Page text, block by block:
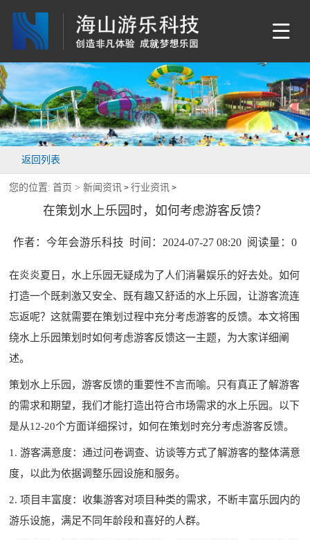
返回列表
您的位置: 首页 >新闻资讯 >行业资讯 >
在策划水上乐园时，如何考虑游客反馈？
作者：今年会游乐科技 时间：2024-07-27 08:20 阅读量： 0
在炎炎夏日，水上乐园无疑成为了人们消暑娱乐的好去处。如何
打造一个既刺激又安全、既有趣又舒适的水上乐园，让游客流连
忘返呢？这就需要在策划过程中充分考虑游客的反馈。本文将围
绕水上乐园策划 时如何考虑游客反馈这一主题，为大家详细阐
述。
策划水上乐园，游客反馈的重要性不言而喻。只有真正了解游客
的需求和期望，我们才能打造出符合市场需求的水上乐园。以下
是从12-20个方面详细探讨，如何在策划时充分考虑游客反馈。
1. 游客满意度：通过问卷调查、访谈等方式了解游客的整体满意
度，以此为依据调整乐园设施和服务。
2. 项目丰富度：收集游客对项目种类的需求，不断丰富乐园内的
游乐设施，满足不同年龄段和喜好的人群。